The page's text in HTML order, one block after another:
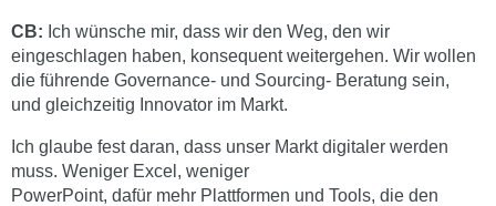
CB: Ich wünsche mir, dass wir den Weg, den wir
eingeschlagen haben, konsequent weitergehen. Wir wollen
die führende Governance- und Sourcing- Beratung sein,
und gleichzeitig Innovator im Markt.
Ich glaube fest daran, dass unser Markt digitaler werden
muss. Weniger Excel, weniger
PowerPoint, dafür mehr Plattformen und Tools, die den